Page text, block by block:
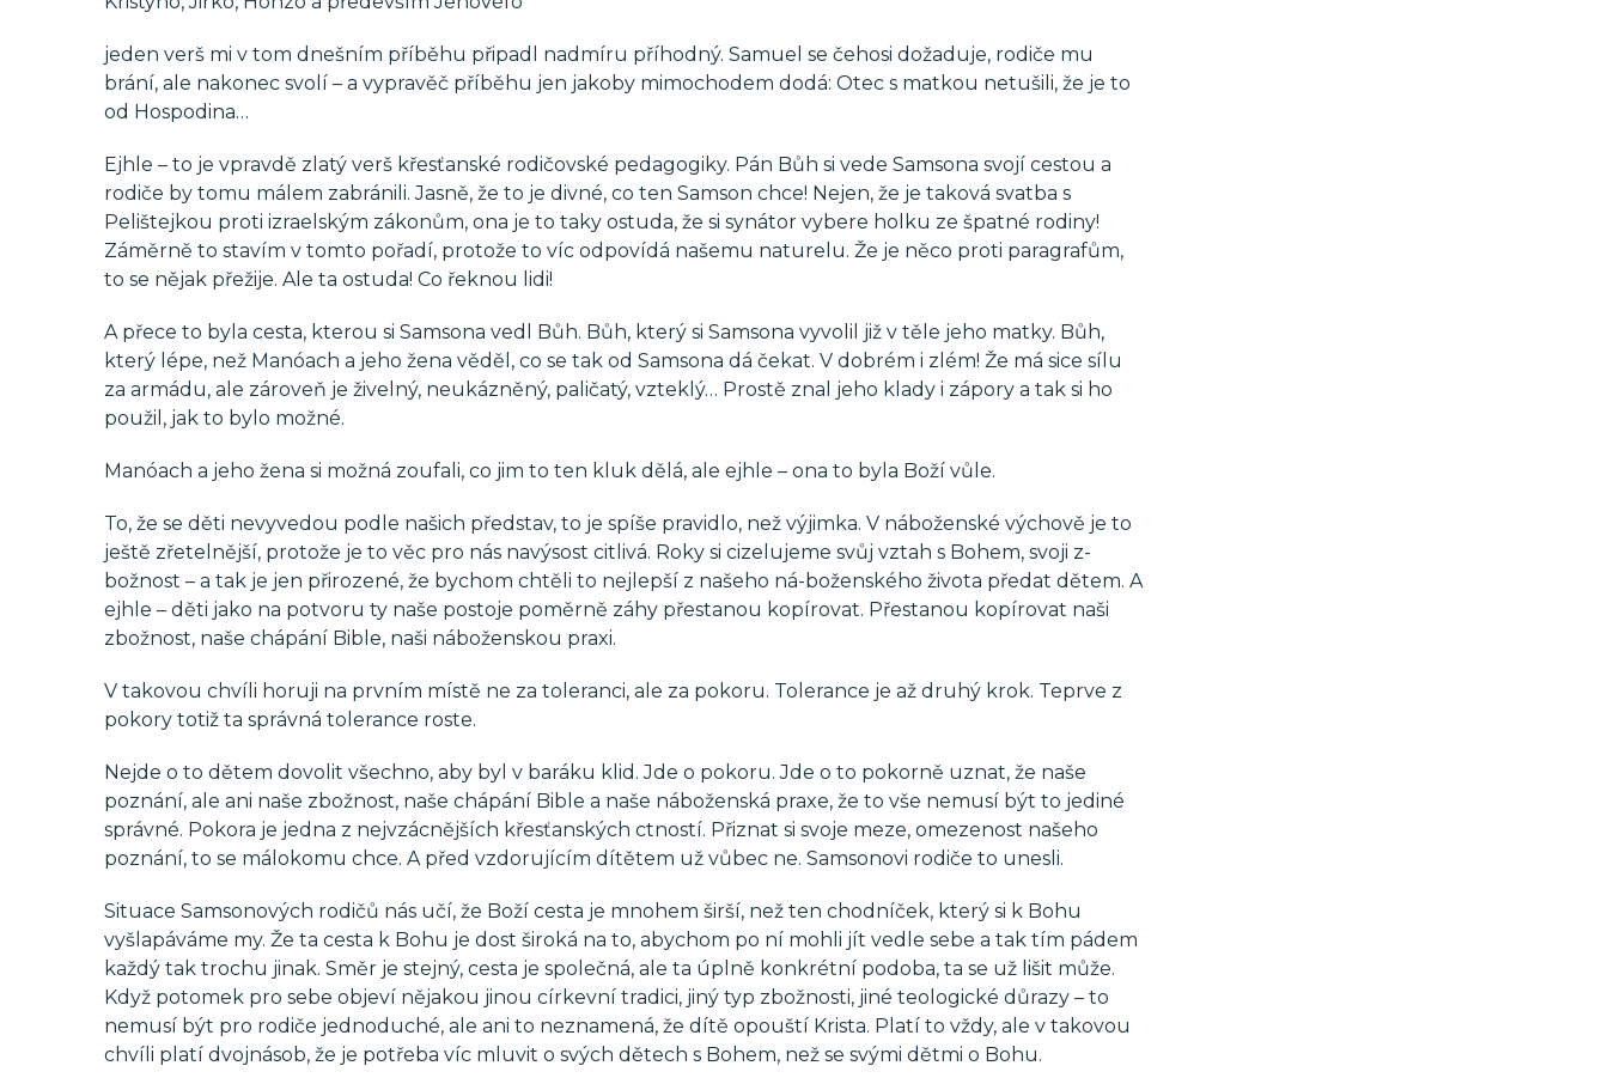
jeden verš mi v tom dnešním příběhu připadl nadmíru příhodný. Samuel se čehosi dožaduje, rodiče mu
brání, ale nakonec svolí – a vypravěč příběhu jen jakoby mimochodem dodá: Otec s matkou netušili, že je to
od Hospodina…
Ejhle – to je vpravdě zlatý verš křesťanské rodičovské pedagogiky. Pán Bůh si vede Samsona svojí cestou a
rodiče by tomu málem zabránili. Jasně, že to je divné, co ten Samson chce! Nejen, že je taková svatba s
Pelištejkou proti izraelským zákonům, ona je to taky ostuda, že si synátor vybere holku ze špatné rodiny!
Záměrně to stavím v tomto pořadí, protože to víc odpovídá našemu naturelu. Že je něco proti paragrafům,
to se nějak přežije. Ale ta ostuda! Co řeknou lidi!
A přece to byla cesta, kterou si Samsona vedl Bůh. Bůh, který si Samsona vyvolil již v těle jeho matky. Bůh,
který lépe, než Manóach a jeho žena věděl, co se tak od Samsona dá čekat. V dobrém i zlém! Že má sice sílu
za armádu, ale zároveň je živelný, neukázněný, paličatý, vzteklý… Prostě znal jeho klady i zápory a tak si ho
použil, jak to bylo možné.
Manóach a jeho žena si možná zoufali, co jim to ten kluk dělá, ale ejhle – ona to byla Boží vůle.
To, že se děti nevyvedou podle našich představ, to je spíše pravidlo, než výjimka. V náboženské výchově je to
ještě zřetelnější, protože je to věc pro nás navýsost citlivá. Roky si cizelujeme svůj vztah s Bohem, svoji z-
božnost – a tak je jen přirozené, že bychom chtěli to nejlepší z našeho ná-boženského života předat dětem. A
ejhle – děti jako na potvoru ty naše postoje poměrně záhy přestanou kopírovat. Přestanou kopírovat naši
zbožnost, naše chápání Bible, naši náboženskou praxi.
V takovou chvíli horuji na prvním místě ne za toleranci, ale za pokoru. Tolerance je až druhý krok. Teprve z
pokory totiž ta správná tolerance roste.
Nejde o to dětem dovolit všechno, aby byl v baráku klid. Jde o pokoru. Jde o to pokorně uznat, že naše
poznání, ale ani naše zbožnost, naše chápání Bible a naše náboženská praxe, že to vše nemusí být to jediné
správné. Pokora je jedna z nejvzácnějších křesťanských ctností. Přiznat si svoje meze, omezenost našeho
poznání, to se málokomu chce. A před vzdorujícím dítětem už vůbec ne. Samsonovi rodiče to unesli.
Situace Samsonových rodičů nás učí, že Boží cesta je mnohem širší, než ten chodníček, který si k Bohu
vyšlapáváme my. Že ta cesta k Bohu je dost široká na to, abychom po ní mohli jít vedle sebe a tak tím pádem
každý tak trochu jinak. Směr je stejný, cesta je společná, ale ta úplně konkrétní podoba, ta se už lišit může.
Když potomek pro sebe objeví nějakou jinou církevní tradici, jiný typ zbožnosti, jiné teologické důrazy – to
nemusí být pro rodiče jednoduché, ale ani to neznamená, že dítě opouští Krista. Platí to vždy, ale v takovou
chvíli platí dvojnásob, že je potřeba víc mluvit o svých dětech s Bohem, než se svými dětmi o Bohu.